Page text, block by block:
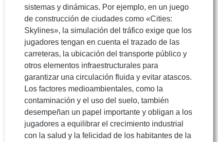
sistemas y dinámicas. Por ejemplo, en un juego
de construcción de ciudades como «Cities:
Skylines», la simulación del tráfico exige que los
jugadores tengan en cuenta el trazado de las
carreteras, la ubicación del transporte público y
otros elementos infraestructurales para
garantizar una circulación fluida y evitar atascos.
Los factores medioambientales, como la
contaminación y el uso del suelo, también
desempeñan un papel importante y obligan a los
jugadores a equilibrar el crecimiento industrial
con la salud y la felicidad de los habitantes de la